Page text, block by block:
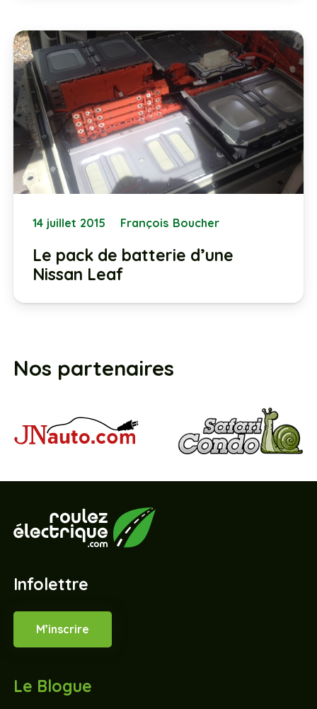
14 juillet 2015 François Boucher
Le pack de batterie d’une
Nissan Leaf
Nos partenaires
Infolettre
M’inscrire
Le Blogue